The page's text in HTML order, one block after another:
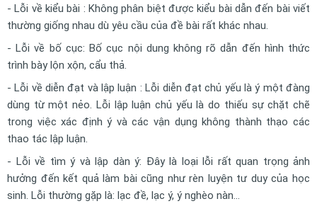
- Lỗi về kiểu bài : Không phân biệt được kiểu bài dẫn đến bài viết
thường giống nhau dù yêu cầu của đề bài rất khác nhau.
- Lỗi về bố cục: Bố cục nội dung không rõ dẫn đến hình thức
trình bày lộn xộn, cẩu thả.
- Lỗi về diễn đạt và lập luận : Lỗi diễn đạt chủ yếu là ý một đàng
dùng từ một nẻo. Lỗi lập luận chủ yếu là do thiếu sự chặt chẽ
trong việc xác định ý và các vận dụng không thành thạo các
thao tác lập luận.
- Lỗi về tìm ý và lập dàn ý: Đây là loại lỗi rất quan trọng ảnh
hưởng đến kết quả làm bài cũng như rèn luyện tư duy của học
sinh. Lỗi thường gặp là: lạc đề, lạc ý, ý nghèo nàn…